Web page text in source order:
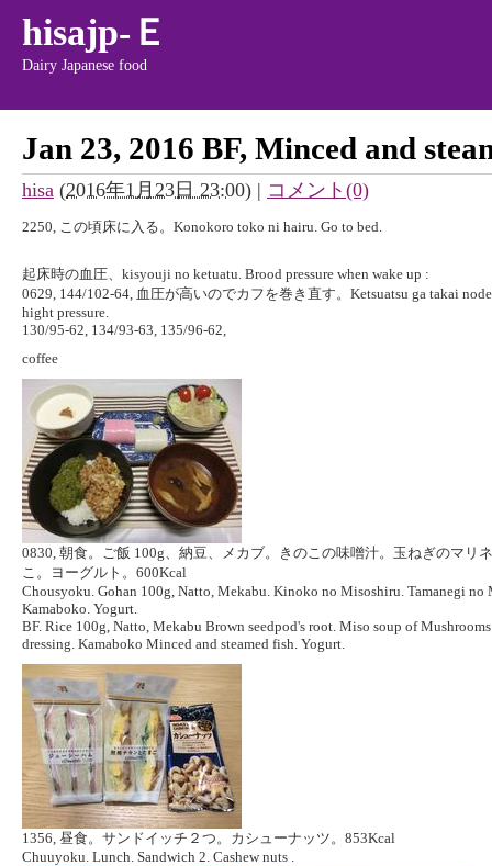
hisajp-Ｅ
Dairy Japanese food
Jan 23, 2016 BF, Minced and
hisa (2016年1月23日 23:00) | コメント(0)
2250, この頃床に入る。Konokoro toko ni hairu. Go to bed.
起床時の血圧、kisyouji no ketuatu. Brood pressure when wake up :
0629, 144/102-64, 血圧が高いのでカフを巻き直す。Ketsuatsu ga takai
hight pressure.
130/95-62, 134/93-63, 135/96-62,
coffee
0830, 朝食。ご飯 100g、納豆、メカブ。きのこの味噌汁。玉ねぎのマリ
こ。ヨーグルト。600Kcal
Chousyoku. Gohan 100g, Natto, Mekabu. Kinoko no Misoshiru. Tamanegi no
Kamaboko. Yogurt.
BF. Rice 100g, Natto, Mekabu Brown seedpod's root. Miso soup of
dressing. Kamaboko Minced and steamed fish. Yogurt.
1356, 昼食。サンドイッチ２つ。カシューナッツ。853Kcal
Chuuyoku. Lunch. Sandwich 2. Cashew nuts .